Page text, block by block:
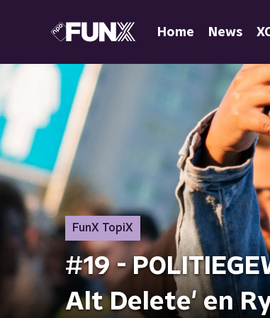
Home News
FunX TopiX
#19 -
Alt Delete' en